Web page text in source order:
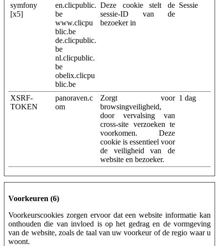
symfony
[x5]
en.clicpublic.
be
www.clicpu
blic.be
de.clicpublic.
be
nl.clicpublic.
be
obelix.clicpu
blic.be
Deze cookie stelt de
sessie-ID van de
bezoeker in
Sessie
XSRF-
TOKEN
panoraven.c
om
Zorgt voor
browsingveiligheid,
door vervalsing van
cross-site verzoeken te
voorkomen. Deze
cookie is essentieel voor
de veiligheid van de
website en bezoeker.
1 dag
Voorkeuren (6)
Voorkeurscookies zorgen ervoor dat een website informatie kan
onthouden die van invloed is op het gedrag en de vormgeving
van de website, zoals de taal van uw voorkeur of de regio waar u
woont.